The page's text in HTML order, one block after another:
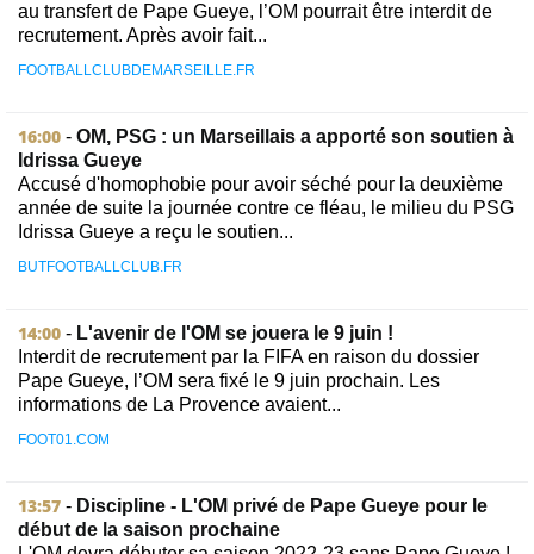
au transfert de Pape Gueye, l’OM pourrait être interdit de
recrutement. Après avoir fait...
FOOTBALLCLUBDEMARSEILLE.FR
16:00 - OM, PSG : un Marseillais a apporté son soutien à
Idrissa Gueye
Accusé d'homophobie pour avoir séché pour la deuxième
année de suite la journée contre ce fléau, le milieu du PSG
Idrissa Gueye a reçu le soutien...
BUTFOOTBALLCLUB.FR
14:00 - L'avenir de l'OM se jouera le 9 juin !
Interdit de recrutement par la FIFA en raison du dossier
Pape Gueye, l’OM sera fixé le 9 juin prochain. Les
informations de La Provence avaient...
FOOT01.COM
13:57 - Discipline - L'OM privé de Pape Gueye pour le
début de la saison prochaine